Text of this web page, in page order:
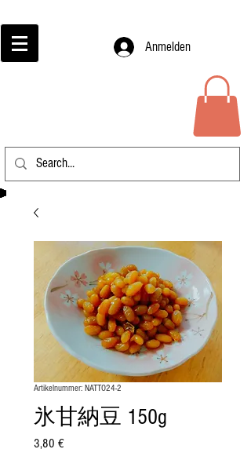
Anmelden
Artikelnummer: NATTO24-2
氷甘納豆 150g
3,80 €Preis